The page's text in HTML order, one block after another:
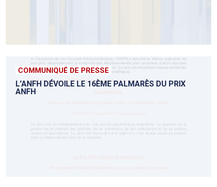
COMMUNIQUÉ DE PRESSE
L’ANFH DÉVOILE LE 16ÈME PALMARÈS DU PRIX
ANFH